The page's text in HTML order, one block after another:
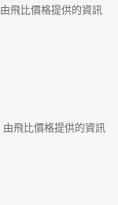
由飛比價格提供的資訊
由飛比價格提供的資訊